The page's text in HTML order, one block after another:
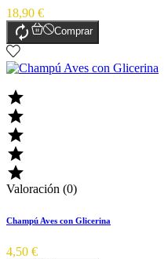
18,90 €
 Comprar





Valoración (0)
Champú Aves con Glicerina
4,50 €